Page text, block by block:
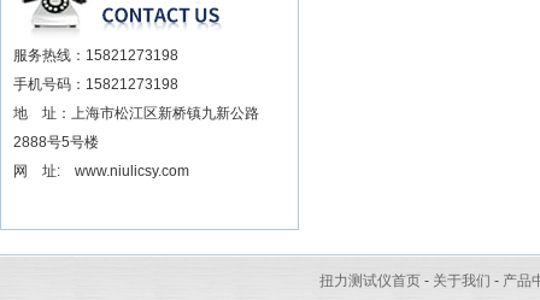
服务热线：15821273198
手机号码：15821273198
地 址：上海市松江区新桥镇九新公路
2888号5号楼
网 址: www.niulicsy.com
扭力测试仪首页 - 关于我们 - 产品